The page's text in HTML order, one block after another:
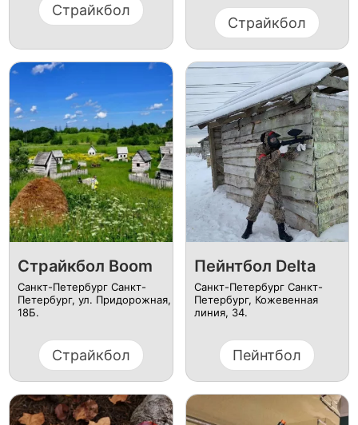
Страйкбол
Страйкбол
Страйкбол Boom
Санкт-Петербург Санкт-
Петербург, ул. ​Придорожная,
18Б.
Страйкбол
Пейнтбол Delta
Санкт-Петербург Санкт-
Петербург, ​Кожевенная
линия, 34.
Пейнтбол